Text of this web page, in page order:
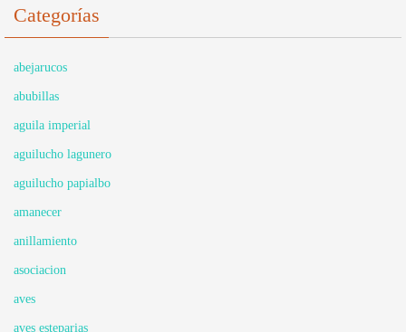
Categorías
abejarucos
abubillas
aguila imperial
aguilucho lagunero
aguilucho papialbo
amanecer
anillamiento
asociacion
aves
aves esteparias